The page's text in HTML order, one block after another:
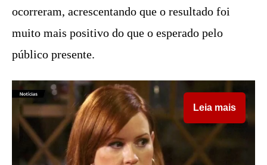
ocorreram, acrescentando que o resultado foi
muito mais positivo do que o esperado pelo
público presente.
Leia mais